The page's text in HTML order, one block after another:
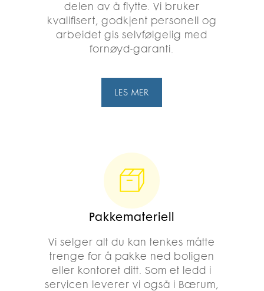
delen av å flytte. Vi bruker
kvalifisert, godkjent personell og
arbeidet gis selvfølgelig med
fornøyd-garanti.
LES MER
Pakkemateriell
Vi selger alt du kan tenkes måtte
trenge for å pakke ned boligen
eller kontoret ditt. Som et ledd i
servicen leverer vi også i Bærum,